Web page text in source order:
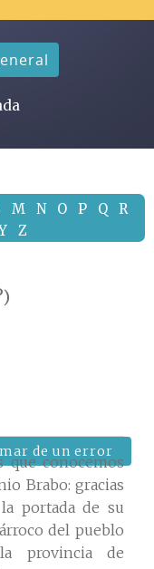
M N O P Q
R
Z
que conocemos
Brabo: gracias
portada de su
del pueblo
provincia de
de un error